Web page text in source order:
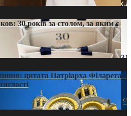
30 років за столом, за яким є
цитата Патріарха Філарета з